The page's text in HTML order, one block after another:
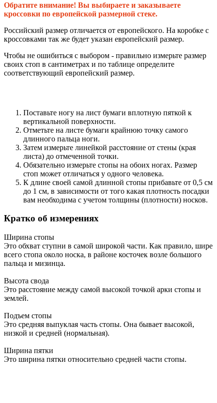
Обратите внимание! Вы выбираете и заказываете
кроссовки по европейской размерной стеке.
Российский размер отличается от европейского. На коробке с
кроссовками так же будет указан европейский размер.
Чтобы не ошибиться с выбором - правильно измерьте размер
своих стоп в сантиметрах и по таблице определите
соответствующий европейский размер.
Поставьте ногу на лист бумаги вплотную пяткой к
вертикальной поверхности.
Отметьте на листе бумаги крайнюю точку самого
длинного пальца ноги.
Затем измерьте линейкой расстояние от стены (края
листа) до отмеченной точки.
Обязательно измерьте стопы на обоих ногах. Размер
стоп может отличаться у одного человека.
К длине своей самой длинной стопы прибавьте от 0,5 см
до 1 см, в зависимости от того какая плотность посадки
вам необходима с учетом толщины (плотности) носков.
Кратко об измерениях
Ширина стопы
Это обхват ступни в самой широкой части. Как правило, шире
всего стопа около носка, в районе косточек возле большого
пальца и мизинца.
Высота свода
Это расстояние между самой высокой точкой арки стопы и
землей.
Подъем стопы
Это средняя выпуклая часть стопы. Она бывает высокой,
низкой и средней (нормальная).
Ширина пятки
Это ширина пятки относительно средней части стопы.